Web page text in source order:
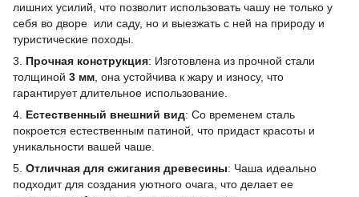
лишних усилий, что позволит использовать чашу не только у
себя во дворе или саду, но и выезжать с ней на природу и
туристические походы.
3. Прочная конструкция: Изготовлена из прочной стали
толщиной 3 мм , она устойчива к жару и износу, что
гарантирует длительное использование.
4. Естественный внешний вид: Со временем сталь
покроется естественным патиной, что придаст красоты и
уникальности вашей чаше.
5. Отличная для сжигания древесины: Чаша идеально
подходит для создания уютного очага, что делает ее